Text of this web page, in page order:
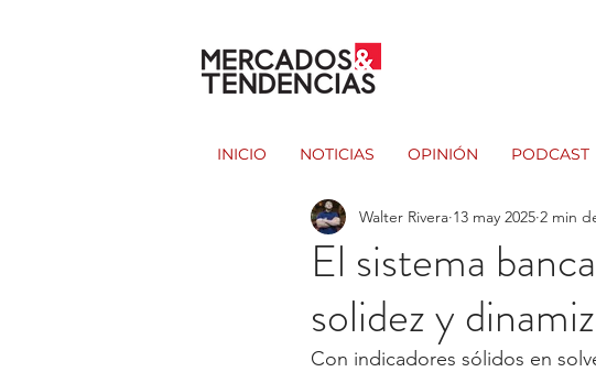
INICIO NOTICIAS OPINIÓN PODCAST
El sistema
solidez y
Walter Rivera 13 may 2025 2 min
Con indicadores sólidos en